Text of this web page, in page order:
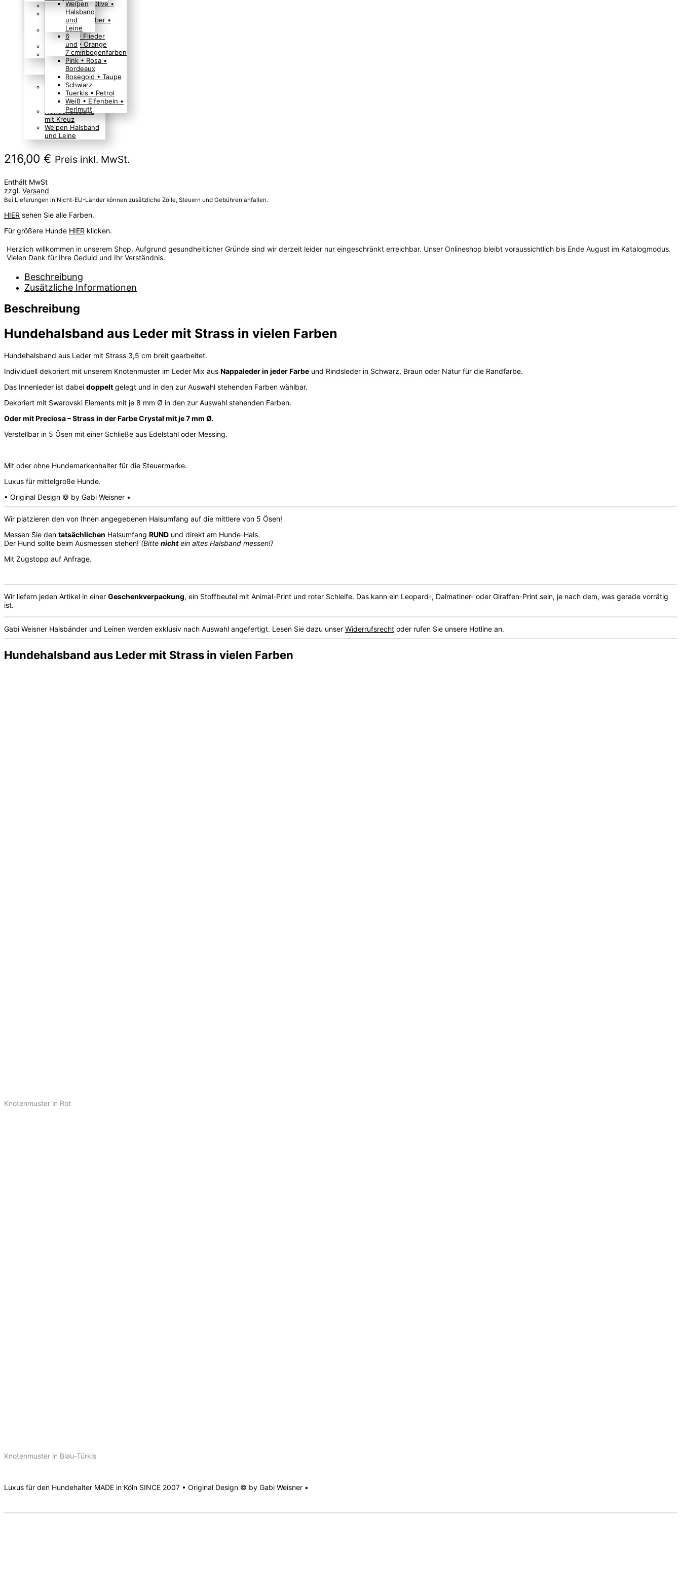
Leder / Mix
Nappaleder
mit
Steppmuster
aus Paracord
Leder
Hundehalsband
mit Herz oder
Pfoten
Hundehalsband
mit Leopard und
anderer DEKO
Hundehalsband
mit Sternen
Hundehalsband
mit V-Muster
Hundehalsband
Boho Indianer
Hippie Look
Hundehalsband
mit Kreuz
Welpen Halsband
und Leine
mit Strass,
Swarovski und
kleine Hunde
Retrieverleine •
Ausstellungsleine
• Moxonleine für
große Hunde
Showleine •
Ausstellungsleine
für ganz kleine
Hunde
Gruen • Olive •
Moos
Gold • Silber •
Glitzer
Lila • Flieder
Rot • Orange
Regenbogenfarben
Pink • Rosa •
Bordeaux
Rosegold • Taupe
Schwarz
Tuerkis • Petrol
Weiß • Elfenbein •
Perlmutt
4,5
cm
5
cm
6
und
7 cm
Welpen
Halsband
und
Leine
Windhundhalsband
Halsschmuck für
Hunde
Hundehalsband
Zubehör
Hochzeit
FAN Artikel
216,00 € Preis inkl. MwSt.
Enthält MwSt
zzgl. Versand
Bei Lieferungen in Nicht-EU-Länder können zusätzliche Zölle, Steuern und Gebühren anfallen.
HIER sehen Sie alle Farben.
Für größere Hunde HIER klicken.
Herzlich willkommen in unserem Shop. Aufgrund gesundheitlicher Gründe sind wir derzeit leider nur eingeschränkt erreichbar. Unser Onlineshop bleibt voraussichtlich bis Ende August im Katalogmodus.
Vielen Dank für Ihre Geduld und Ihr Verständnis.
Beschreibung
Zusätzliche Informationen
Beschreibung
Hundehalsband aus Leder mit Strass in vielen Farben
Hundehalsband aus Leder mit Strass 3,5 cm breit gearbeitet.
Individuell dekoriert mit unserem Knotenmuster im Leder Mix aus Nappaleder in jeder Farbe und Rindsleder in Schwarz, Braun oder Natur für die Randfarbe.
Das Innenleder ist dabei doppelt gelegt und in den zur Auswahl stehenden Farben wählbar.
Dekoriert mit Swarovski Elements mit je 8 mm Ø in den zur Auswahl stehenden Farben.
Oder mit Preciosa – Strass in der Farbe Crystal mit je 7 mm Ø.
Verstellbar in 5 Ösen mit einer Schließe aus Edelstahl oder Messing.
Mit oder ohne Hundemarkenhalter für die Steuermarke.
Luxus für mittelgroße Hunde.
• Original Design © by Gabi Weisner •
Wir platzieren den von Ihnen angegebenen Halsumfang auf die mittlere von 5 Ösen!
Messen Sie den tatsächlichen Halsumfang RUND und direkt am Hunde-Hals.
Der Hund sollte beim Ausmessen stehen! (Bitte nichtein altes Halsband messen!)
Mit Zugstopp auf Anfrage.
Wir liefern jeden Artikel in einer Geschenkverpackung, ein Stoffbeutel mit Animal-Print und roter Schleife. Das kann ein Leopard-, Dalmatiner- oder Giraffen-Print sein, je nach dem, was gerade vorrätig
ist.
Gabi Weisner Halsbänder und Leinen werden exklusiv nach Auswahl angefertigt. Lesen Sie dazu unser Widerrufsrecht oder rufen Sie unsere Hotline an.
Hundehalsband aus Leder mit Strass in vielen Farben
Knotenmuster in Rot
Knotenmuster in Blau-Türkis
Luxus für den Hundehalter MADE in Köln SINCE 2007 • Original Design © by Gabi Weisner •